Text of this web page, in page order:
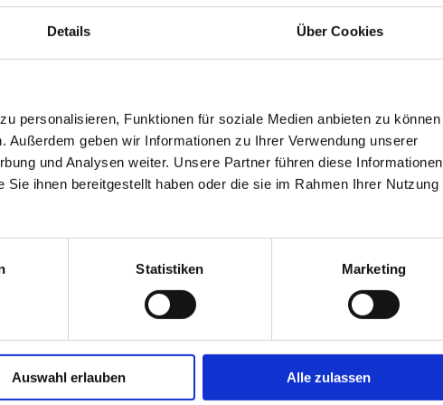
Details Über Cookies
personalisieren, Funktionen für soziale Medien anbieten zu können
geben wir Informationen zu Ihrer Verwendung unserer
und Analysen weiter. Unsere Partner führen diese Informationen
ihnen bereitgestellt haben oder die sie im Rahmen Ihrer Nutzung
Statistiken Marketing
Auswahl erlauben Alle zulassen